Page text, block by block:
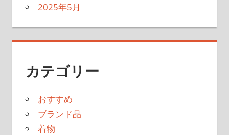
2025年5月
カテゴリー
おすすめ
ブランド品
着物